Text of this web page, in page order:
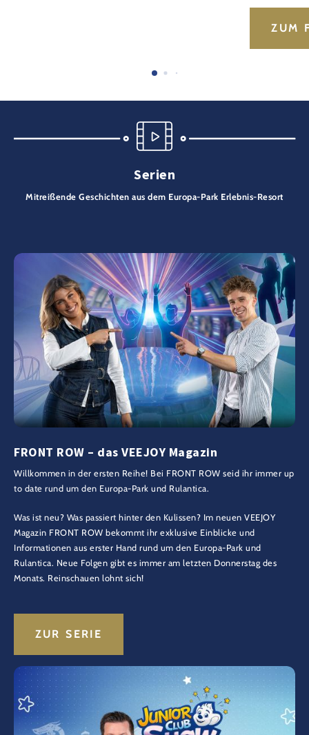
ZUM
Serien
Mitreißende Geschichten aus dem Europa-Park Erlebnis-Resort
FRONT ROW – das VEEJOY Magazin
Willkommen in der ersten Reihe! Bei FRONT ROW seid ihr immer up
to date rund um den Europa-Park und Rulantica.
Was ist neu? Was passiert hinter den Kulissen? Im neuen VEEJOY
Magazin FRONT ROW bekommt ihr exklusive Einblicke und
Informationen aus erster Hand rund um den Europa-Park und
Rulantica. Neue Folgen gibt es immer am letzten Donnerstag des
Monats. Reinschauen lohnt sich!
ZUR SERIE